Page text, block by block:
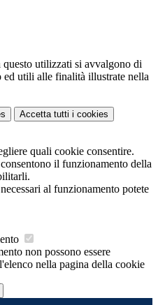
utilizzati si avvalgono di
ed utili alle finalità illustrate nella
Accetta tutti i cookies
quali cookie consentire.
il funzionamento della
al funzionamento potete
non possono essere
nella pagina della cookie